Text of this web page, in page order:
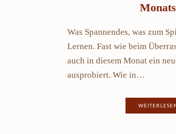
Monats
Was Spannendes, was zum
Lernen. Fast wie beim
auch in diesem Monat ein
ausprobiert. Wie in…